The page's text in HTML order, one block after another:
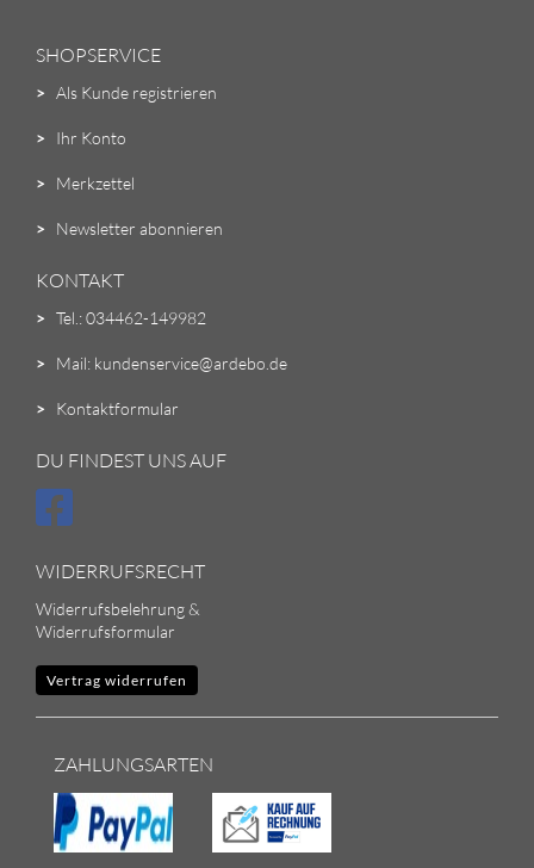
SHOPSERVICE
> Als Kunde registrieren
> Ihr Konto
> Merkzettel
> Newsletter abonnieren
KONTAKT
> Tel.: 034462-149982
> Mail: kundenservice@ardebo.de
> Kontaktformular
DU FINDEST UNS AUF
WIDERRUFSRECHT
Widerrufsbelehrung &
Widerrufsformular
Vertrag widerrufen
ZAHLUNGSARTEN